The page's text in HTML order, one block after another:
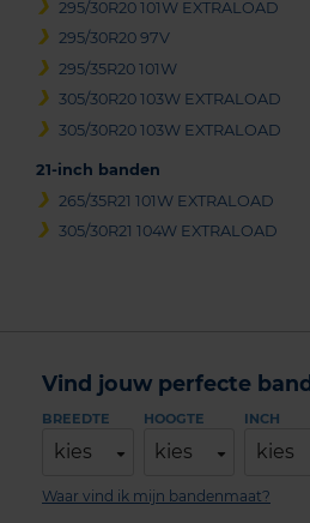
295/30R20 101W EXTRALOAD
295/30R20 97V
295/35R20 101W
305/30R20 103W EXTRALOAD
305/30R20 103W EXTRALOAD
21-inch banden
265/35R21 101W EXTRALOAD
305/30R21 104W EXTRALOAD
Vind jouw perfecte band
BREEDTE
kies
HOOGTE
kies
INCH
kies
Waar vind ik mijn bandenmaat?